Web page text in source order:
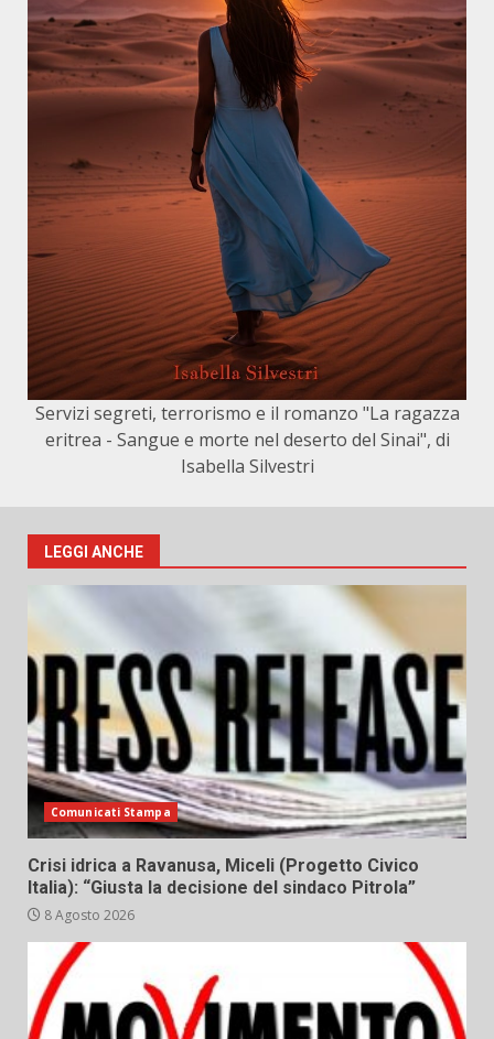
Servizi segreti, terrorismo e il romanzo "La ragazza
eritrea - Sangue e morte nel deserto del Sinai", di
Isabella Silvestri
LEGGI ANCHE
Comunicati Stampa
Crisi idrica a Ravanusa, Miceli (Progetto Civico
Italia): “Giusta la decisione del sindaco Pitrola”
8 Agosto 2026